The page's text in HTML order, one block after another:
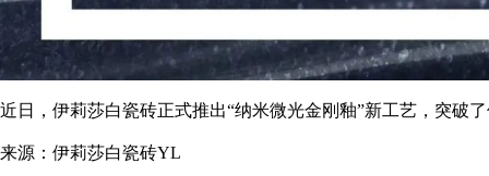
近日，伊莉莎白瓷砖正式推出“纳米微光金刚釉”新工艺，突破
来源：伊莉莎白瓷砖YL